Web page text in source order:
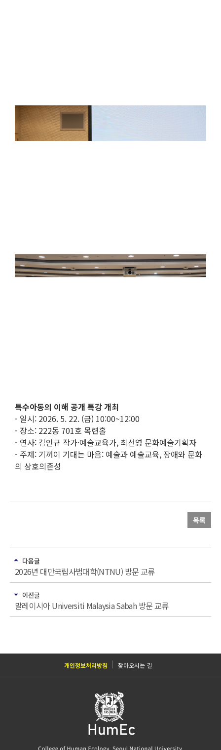
특수아동의 이해 공개 특강 개최
- 일시: 2026. 5. 22. (금) 10:00~12:00
- 장소: 222동 701호 목련홀
- 연사: 김인규 작가·예술교육가, 최선영 문화예술기획자
- 주제: 기꺼이 기대는 마음: 예술과 예술교육, 장애와 문화
의 상호의존성
목록
다음글
2026년 대만국립사범대학(NTNU) 방문 교류
이전글
말레이시아 Universiti Malaysia Sabah 방문 교류
개인정보처리방침 찾아오시는 길